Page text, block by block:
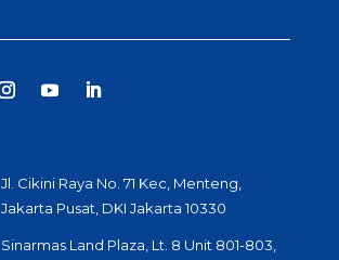
Jl. Cikini Raya No. 71 Kec, Menteng,
Jakarta Pusat, DKI Jakarta 10330
Sinarmas Land Plaza, Lt. 8 Unit 801-803,